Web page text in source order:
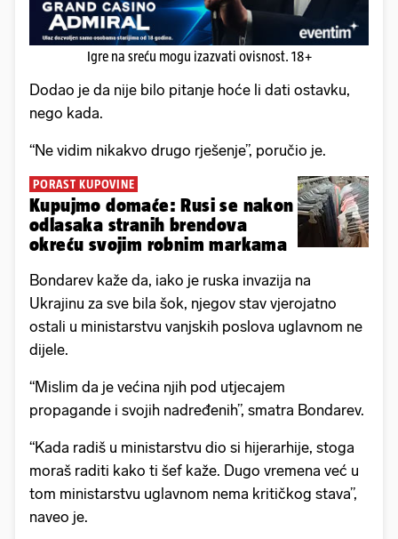
Igre na sreću mogu izazvati ovisnost. 18+
Dodao je da nije bilo pitanje hoće li dati ostavku,
nego kada.
“Ne vidim nikakvo drugo rješenje”, poručio je.
PORAST KUPOVINE
Kupujmo domaće: Rusi se nakon
odlasaka stranih brendova
okreću svojim robnim markama
Bondarev kaže da, iako je ruska invazija na
Ukrajinu za sve bila šok, njegov stav vjerojatno
ostali u ministarstvu vanjskih poslova uglavnom ne
dijele.
“Mislim da je većina njih pod utjecajem
propagande i svojih nadređenih”, smatra Bondarev.
“Kada radiš u ministarstvu dio si hijerarhije, stoga
moraš raditi kako ti šef kaže. Dugo vremena već u
tom ministarstvu uglavnom nema kritičkog stava”,
naveo je.